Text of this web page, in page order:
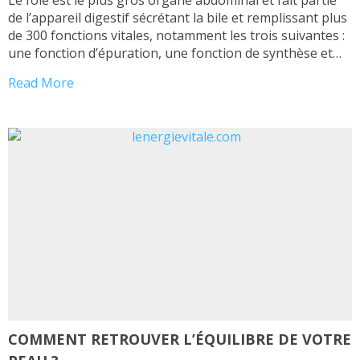
de l’appareil digestif sécrétant la bile et remplissant plus
de 300 fonctions vitales, notamment les trois suivantes :
une fonction d’épuration, une fonction de synthèse et
amphicrine permettant la synthèse de la bile
Read More
COMMENT RETROUVER L’ÉQUILIBRE DE VOTRE